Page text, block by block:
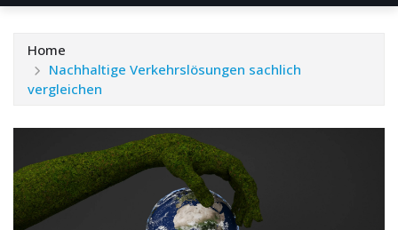
Home
Nachhaltige Verkehrslösungen sachlich
vergleichen